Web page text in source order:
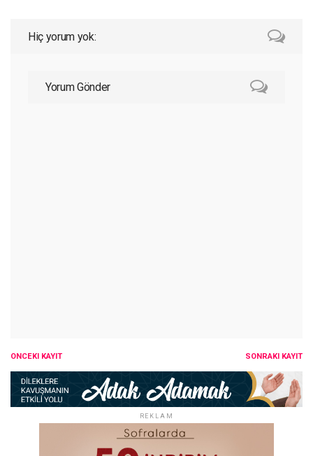
Hiç yorum yok:
Yorum Gönder
SONRAKI KAYIT
ÖNCEKI KAYIT
REKLAM